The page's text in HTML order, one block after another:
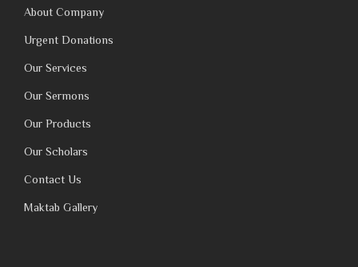
About Company
Urgent Donations
Our Services
Our Sermons
Our Products
Our Scholars
Contact Us
Maktab Gallery